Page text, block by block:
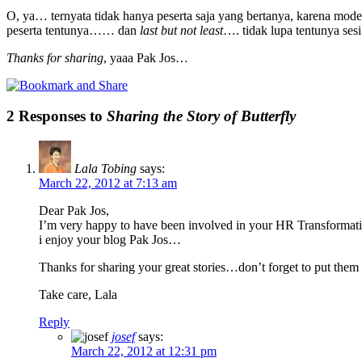
O, ya… ternyata tidak hanya peserta saja yang bertanya, karena
peserta tentunya…… dan last but not least…. tidak lupa tentunya
Thanks for sharing, yaaa Pak Jos…
2 Responses to Sharing the Story of Butterfly
Lala Tobing says:
March 22, 2012 at 7:13 am
Dear Pak Jos,
I’m very happy to have been involved in your HR
i enjoy your blog Pak Jos…
Thanks for sharing your great stories…don’t forget to put
Take care, Lala
Reply
josef says:
March 22, 2012 at 12:31 pm